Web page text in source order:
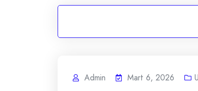
Admin Mart 6, 2026